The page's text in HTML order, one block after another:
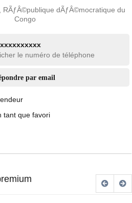
dÃƒÂ©mocratique du
Congo
xxxxxxxxxx
le numéro de téléphone
par email
tant que favori